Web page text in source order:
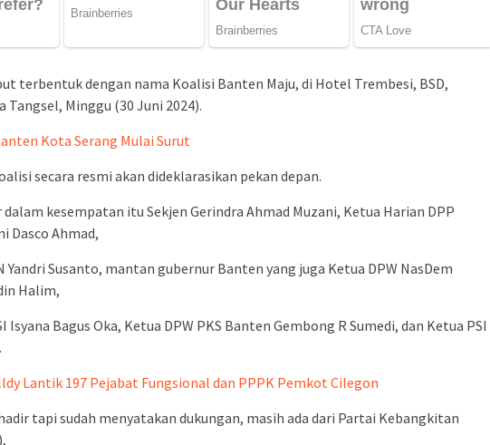
terbentuk dengan nama Koalisi Banten Maju, di Hotel Trembesi, BSD,
Tangsel, Minggu (30 Juni 2024).
Kota Serang Mulai Surut
secara resmi akan dideklarasikan pekan depan.
kesempatan itu Sekjen Gerindra Ahmad Muzani, Ketua Harian DPP
Dasco Ahmad,
Yandri Susanto, mantan gubernur Banten yang juga Ketua DPW NasDem
Halim,
Isyana Bagus Oka, Ketua DPW PKS Banten Gembong R Sumedi, dan Ketua PSI
Lantik 197 Pejabat Fungsional dan PPPK Pemkot Cilegon
tapi sudah menyatakan dukungan, masih ada dari Partai Kebangkitan